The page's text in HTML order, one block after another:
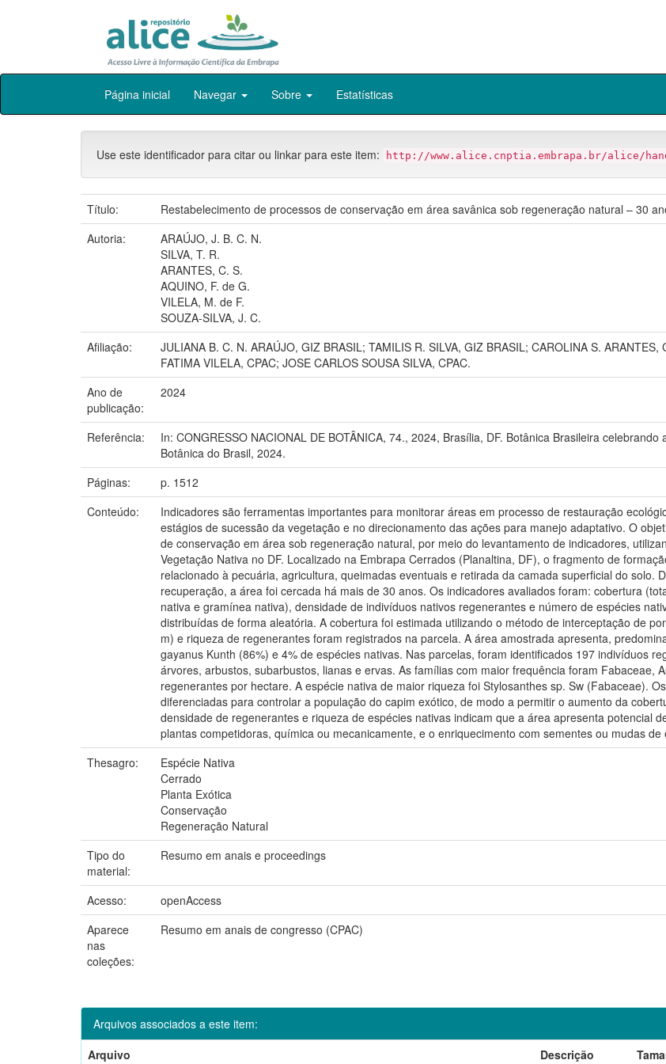
Skip
Página inicial Navegar Sobre Estatísticas
Use este identificador para citar ou linkar para este item: http://www.alice.cnptia.embrapa.br/alice/
Título:
Restabelecimento de processos de conservação em área savânica sob regeneração natural – 30
Autoria:
ARAÚJO, J. B. C. N.
SILVA, T. R.
ARANTES, C. S.
AQUINO, F. de G.
VILELA, M. de F.
SOUZA-SILVA, J. C.
Afiliação:
JULIANA B. C. N. ARAÚJO, GIZ BRASIL; TAMILIS R. SILVA, GIZ BRASIL; CAROLINA S.
FATIMA VILELA, CPAC; JOSE CARLOS SOUSA SILVA, CPAC.
Ano de
publicação:
2024
Referência:
In: CONGRESSO NACIONAL DE BOTÂNICA, 74., 2024, Brasília, DF. Botânica Brasileira
Botânica do Brasil, 2024.
Páginas:
p. 1512
Conteúdo:
Indicadores são ferramentas importantes para monitorar áreas em processo de restauração
estágios de sucessão da vegetação e no direcionamento das ações para manejo adaptativo. O
de conservação em área sob regeneração natural, por meio do levantamento de indicadores,
Vegetação Nativa no DF. Localizado na Embrapa Cerrados (Planaltina, DF), o fragmento de
relacionado à pecuária, agricultura, queimadas eventuais e retirada da camada superficial do solo.
recuperação, a área foi cercada há mais de 30 anos. Os indicadores avaliados foram: cobertura
nativa e gramínea nativa), densidade de indivíduos nativos regenerantes e número de espécies
distribuídas de forma aleatória. A cobertura foi estimada utilizando o método de interceptação de
m) e riqueza de regenerantes foram registrados na parcela. A área amostrada apresenta,
gayanus Kunth (86%) e 4% de espécies nativas. Nas parcelas, foram identificados 197 indivíduos
árvores, arbustos, subarbustos, lianas e ervas. As famílias com maior frequência foram Fabaceae,
regenerantes por hectare. A espécie nativa de maior riqueza foi Stylosanthes sp. Sw (Fabaceae).
diferenciadas para controlar a população do capim exótico, de modo a permitir o aumento da
densidade de regenerantes e riqueza de espécies nativas indicam que a área apresenta potencial
plantas competidoras, química ou mecanicamente, e o enriquecimento com sementes ou mudas
Thesagro:
Espécie Nativa
Cerrado
Planta Exótica
Conservação
Regeneração Natural
Tipo do
material:
Resumo em anais e proceedings
Acesso:
openAccess
Aparece
nas
coleções:
Resumo em anais de congresso (CPAC)
Arquivos associados a este item:
Arquivo
Descrição